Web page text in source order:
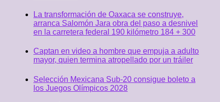
La transformación de Oaxaca se construye,
arranca Salomón Jara obra del paso a desnivel
en la carretera federal 190 kilómetro 184 + 300
Captan en video a hombre que empuja a adulto
mayor, quien termina atropellado por un tráiler
Selección Mexicana Sub-20 consigue boleto a
los Juegos Olímpicos 2028